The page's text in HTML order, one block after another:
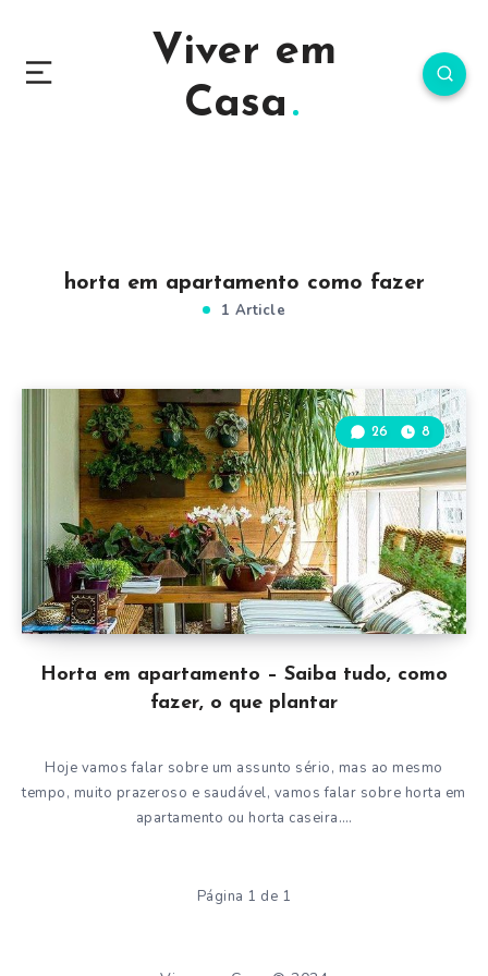
Viver em
Casa
horta em apartamento como fazer
1 Article
Horta em apartamento – Saiba tudo, como
fazer, o que plantar
26 8
Hoje vamos falar sobre um assunto sério, mas ao mesmo
tempo, muito prazeroso e saudável, vamos falar sobre horta em
apartamento ou horta caseira….
Página 1 de 1